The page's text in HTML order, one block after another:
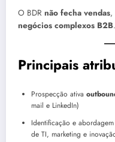
O BDR não fecha vendas,
negócios complexos B2B.
Principais
Prospecção ativa
mail e LinkedIn)
Identificação e
de TI, marketing e